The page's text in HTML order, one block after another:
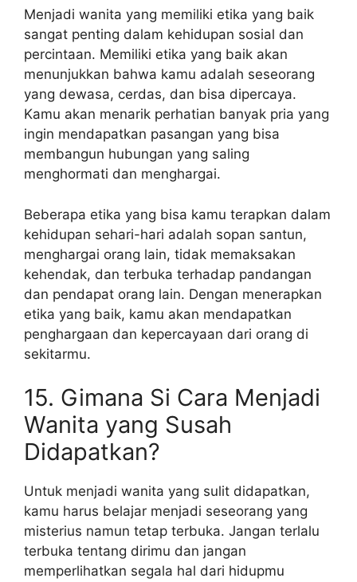
Menjadi wanita yang memiliki etika yang baik
sangat penting dalam kehidupan sosial dan
percintaan. Memiliki etika yang baik akan
menunjukkan bahwa kamu adalah seseorang
yang dewasa, cerdas, dan bisa dipercaya.
Kamu akan menarik perhatian banyak pria yang
ingin mendapatkan pasangan yang bisa
membangun hubungan yang saling
menghormati dan menghargai.
Beberapa etika yang bisa kamu terapkan dalam
kehidupan sehari-hari adalah sopan santun,
menghargai orang lain, tidak memaksakan
kehendak, dan terbuka terhadap pandangan
dan pendapat orang lain. Dengan menerapkan
etika yang baik, kamu akan mendapatkan
penghargaan dan kepercayaan dari orang di
sekitarmu.
15. Gimana Si Cara Menjadi
Wanita yang Susah
Didapatkan?
Untuk menjadi wanita yang sulit didapatkan,
kamu harus belajar menjadi seseorang yang
misterius namun tetap terbuka. Jangan terlalu
terbuka tentang dirimu dan jangan
memperlihatkan segala hal dari hidupmu